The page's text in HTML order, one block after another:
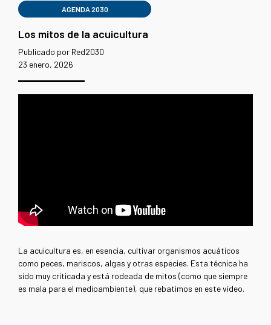
AGENDA 2030
Los mitos de la acuicultura
Publicado por Red2030
23 enero, 2026
La acuicultura es, en esencia, cultivar organismos acuáticos
como peces, mariscos, algas y otras especies. Esta técnica ha
sido muy criticada y está rodeada de mitos (como que siempre
es mala para el medioambiente), que rebatimos en este vídeo.